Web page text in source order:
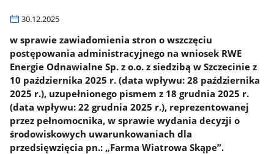
30.12.2025
w sprawie zawiadomienia stron o wszczęciu
postępowania administracyjnego na wniosek RWE
Energie Odnawialne Sp. z o.o. z siedzibą w Szczecinie z
10 października 2025 r. (data wpływu: 28 października
2025 r.), uzupełnionego pismem z 18 grudnia 2025 r.
(data wpływu: 22 grudnia 2025 r.), reprezentowanej
przez pełnomocnika, w sprawie wydania decyzji o
środowiskowych uwarunkowaniach dla
przedsięwzięcia pn.: „Farma Wiatrowa Skąpe”.